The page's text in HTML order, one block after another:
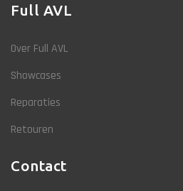
Full AVL
Over Full AVL
Showcases
Reparaties
Retouren
Contact